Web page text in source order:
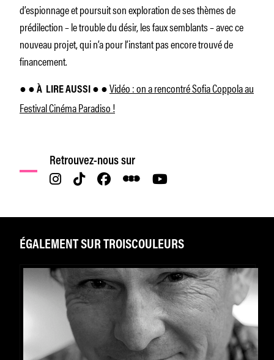
d’espionnage et poursuit son exploration de ses thèmes de
prédilection – le trouble du désir, les faux semblants – avec ce
nouveau projet, qui n’a pour l’instant pas encore trouvé de
financement.
● ● À LIRE AUSSI ● ● Vidéo : on a rencontré Sofia Coppola au
Festival Cinéma Paradiso !
Retrouvez-nous sur
ÉGALEMENT SUR TROISCOULEURS